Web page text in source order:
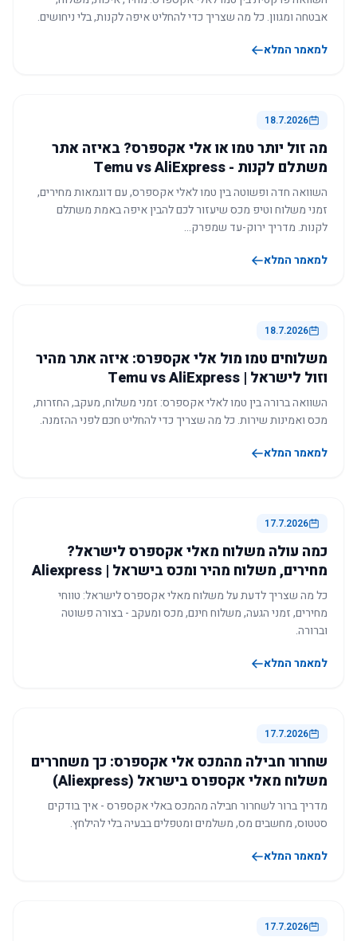
אבטחה ומגוון. כל מה שצריך כדי להחליט איפה לקנות, בלי ניחושים.
למאמר המלא
18.7.2026
מה זול יותר טמו או אלי אקספרס? באיזה אתר
משתלם לקנות - Temu vs AliExpress
השוואה חדה ופשוטה בין טמו לאלי אקספרס, עם דוגמאות מחירים,
זמני משלוח וטיפ מכס שיעזור לכם להבין איפה באמת משתלם
לקנות. מדריך ירוק-עד שמפרק…
למאמר המלא
18.7.2026
משלוחים טמו מול אלי אקספרס: איזה אתר מהיר
וזול לישראל | Temu vs AliExpress
השוואה ברורה בין טמו לאלי אקספרס: זמני משלוח, מעקב, החזרות,
מכס ואמינות שירות. כל מה שצריך כדי להחליט חכם לפני ההזמנה.
למאמר המלא
17.7.2026
כמה עולה משלוח מאלי אקספרס לישראל?
מחירים, משלוח מהיר ומכס בישראל | Aliexpress
כל מה שצריך לדעת על משלוח מאלי אקספרס לישראל: טווחי
מחירים, זמני הגעה, משלוח חינם, מכס ומעקב - בצורה פשוטה
וברורה.
למאמר המלא
17.7.2026
שחרור חבילה מהמכס אלי אקספרס: כך משחררים
משלוח מאלי אקספרס בישראל (Aliexpress)
מדריך ברור לשחרור חבילה מהמכס באלי אקספרס - איך בודקים
סטטוס, מחשבים מס, משלמים ומטפלים בבעיה בלי להילחץ.
למאמר המלא
17.7.2026